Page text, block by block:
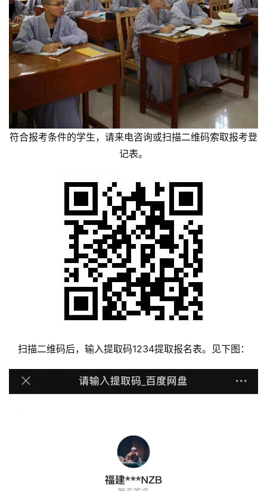
频
纪
录
艺
术
符合报考条件的学生，请来电咨询或扫描二维码索取报考登
记表。
扫描二维码后，输入提取码1234提取报名表。见下图：